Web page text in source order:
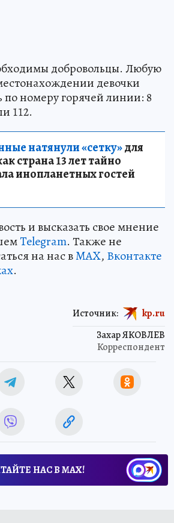
добровольцы. Любую
девочки
по номеру горячей линии: 8
112.
натянули «сетку»для
страна 13 лет тайно
инопланетных гостей
и высказать свое мнение
Telegram. Также не
на нас вMAX, Вконтакте
.
Захар ЯКОВЛЕВ
Корреспондент
Источник: kp.ru
НАС В МАХ!